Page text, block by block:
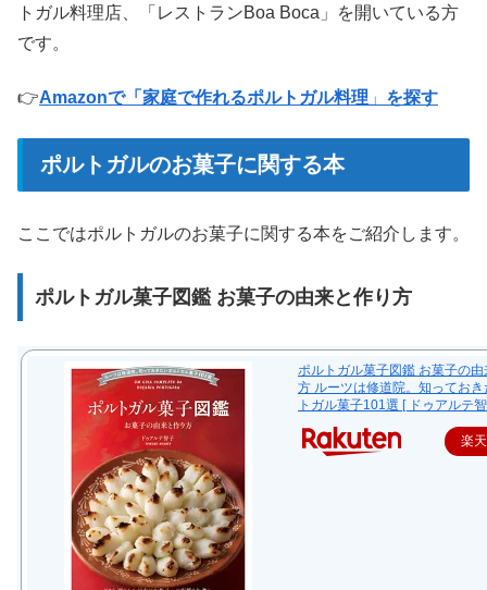
トガル料理店、「レストランBoa Boca」を開いている方
です。
👉Amazonで「家庭で作れるポルトガル料理 」 を探す
ポルトガルのお菓子に関する本
ここではポルトガルのお菓子に関する本をご紹介します。
ポルトガル菓子図鑑 お菓子の由来と作り方
ポルトガル菓子図鑑 お菓子の
方 ルーツは修道院。知ってお
トガル菓子101選 [ ドゥアルテ
楽